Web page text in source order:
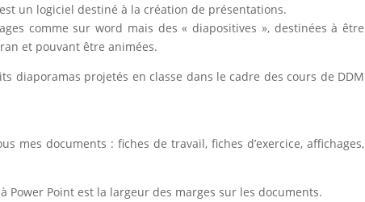
un logiciel destiné à la création de présentations.
comme sur word mais des « diapositives », destinées à être
et pouvant être animées.
diaporamas projetés en classe dans le cadre des cours de DDM
mes documents : fiches de travail, fiches d’exercice, affichages,
Power Point est la largeur des marges sur les documents.